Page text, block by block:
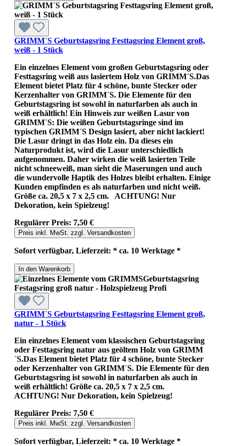
GRIMM´S Geburtstagsring Festtagsring Element groß,
weiß - 1 Stück
Ein einzelnes Element vom großen Geburtstagsring oder
Festtagsring weiß aus lasiertem Holz von GRIMM´S.Das
Element bietet Platz für 4 schöne, bunte Stecker oder
Kerzenhalter von GRIMM´S. Die Elemente für den
Geburtstagsring ist sowohl in naturfarben als auch in
weiß erhältlich! Ein Hinweis zur weißen Lasur von
GRIMM´S: Die weißen Geburtstagsringe sind im
typischen GRIMM´S Design lasiert, aber nicht lackiert!
Die Lasur dringt in das Holz ein. Da dieses ein
Naturprodukt ist, wird die Lasur unterschiedlich
aufgenommen. Daher wirken die weiß lasierten Teile
nicht schneeweiß, man sieht die Maserungen und auch
die wundervolle Haptik des Holzes bleibt erhalten. Einige
Kunden empfinden es als naturfarben und nicht weiß.
Größe ca. 20,5 x 7 x 2,5 cm. ACHTUNG! Nur
Dekoration, kein Spielzeug!
Regulärer Preis: 7,50 €
Preis inkl. MwSt. zzgl. Versandkosten
Sofort verfügbar, Lieferzeit: * ca. 10 Werktage *
In den Warenkorb
GRIMM´S Geburtstagsring Festtagsring Element groß,
natur - 1 Stück
Ein einzelnes Element vom klassischen Geburtstagsring
oder Festtagsring natur aus geöltem Holz von GRIMM
´S.Das Element bietet Platz für 4 schöne, bunte Stecker
oder Kerzenhalter von GRIMM´S. Die Elemente für den
Geburtstagsring ist sowohl in naturfarben als auch in
weiß erhältlich! Größe ca. 20,5 x 7 x 2,5 cm.
ACHTUNG! Nur Dekoration, kein Spielzeug!
Regulärer Preis: 7,50 €
Preis inkl. MwSt. zzgl. Versandkosten
Sofort verfügbar, Lieferzeit: * ca. 10 Werktage *